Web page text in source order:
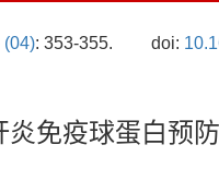
(04): 353-355. doi:
免疫球蛋白预